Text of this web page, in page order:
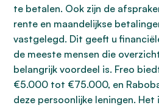
te betalen. Ook zijn de
rente en maandelijkse
vastgelegd. Dit geeft u
de meeste mensen die
belangrijk voordeel is. Freo
€5.000 tot €75.000, en
deze persoonlijke leningen. Het